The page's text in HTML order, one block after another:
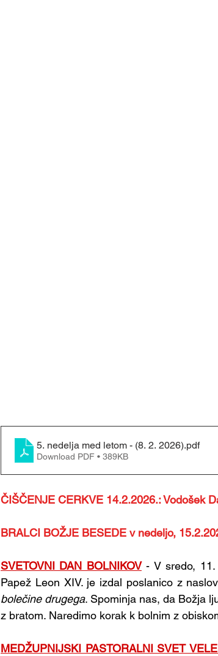
5. nedelja med letom - (8. 2. 2026).pdf
Download PDF • 389KB
ČIŠČENJE CERKVE 14.2.2026.: Vodošek
BRALCI BOŽJE BESEDE v nedeljo,
SVETOVNI DAN BOLNIKOV - V sredo, 11.
Papež Leon XIV. je izdal poslanico z
bolečine drugega. Spominja nas, da Božja
z bratom. Naredimo korak k bolnim z
MEDŽUPNIJSKI PASTORALNI SVET